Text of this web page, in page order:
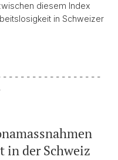
diesem Index
in Schweizer
- - - - - - - - - - - - - - - -
in der Schweiz